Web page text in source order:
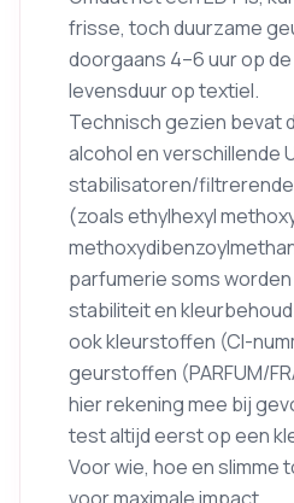
frisse, toch duurzame
doorgaans 4–6 uur op
levensduur op textiel.
Technisch gezien bevat
alcohol en verschillende
stabilisatoren/
(zoals ethylhexyl
parfumerie soms
stabiliteit en
ook kleurstoffen (CI-
geurstoffen (PARFUM/
hier rekening mee bij
test altijd eerst op een
Voor wie, hoe en